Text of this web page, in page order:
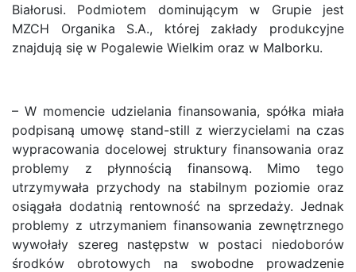
Białorusi. Podmiotem dominującym w Grupie jest
MZCH Organika S.A., której zakłady produkcyjne
znajdują się w Pogalewie Wielkim oraz w Malborku.
– W momencie udzielania finansowania, spółka miała
podpisaną umowę stand-still z wierzycielami na czas
wypracowania docelowej struktury finansowania oraz
problemy z płynnością finansową. Mimo tego
utrzymywała przychody na stabilnym poziomie oraz
osiągała dodatnią rentowność na sprzedaży. Jednak
problemy z utrzymaniem finansowania zewnętrznego
wywołały szereg następstw w postaci niedoborów
środków obrotowych na swobodne prowadzenie